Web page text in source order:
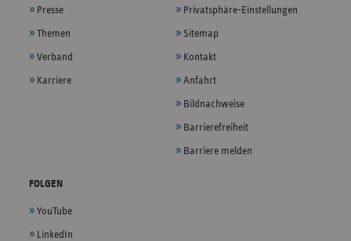
Presse
Themen
Verband
Karriere
Privatsphäre-Einstellungen
Sitemap
Kontakt
Anfahrt
Bildnachweise
Barrierefreiheit
Barriere melden
FOLGEN
YouTube
LinkedIn